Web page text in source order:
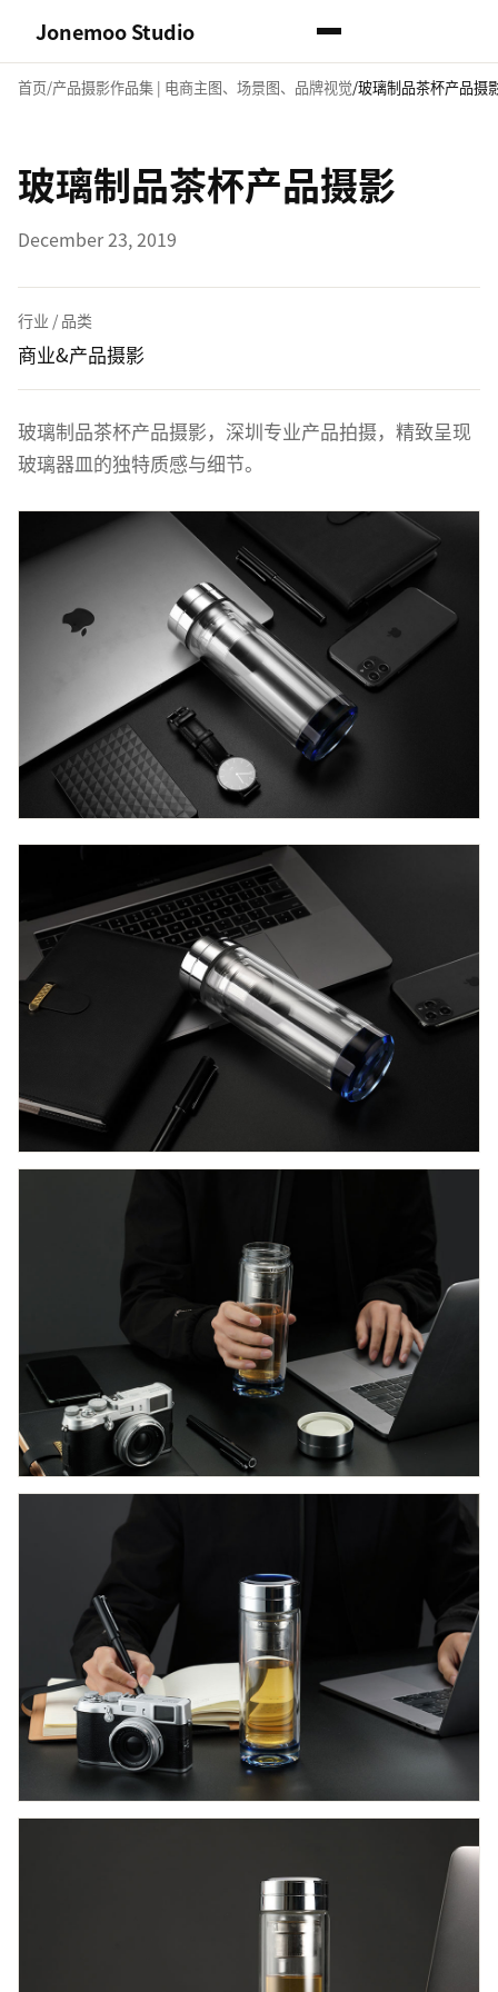
Jonemoo Studio
首页 产品摄影作品集 | 电商主图、场景图、品牌视觉 玻璃制品茶杯产品摄
玻璃制品茶杯产品摄影
December 23, 2019
行业 / 品类
商业&产品摄影
玻璃制品茶杯产品摄影，深圳专业产品拍摄，精致呈现
玻璃器皿的独特质感与细节。